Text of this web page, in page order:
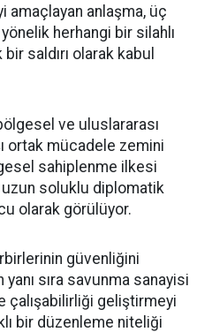
amaçlayan anlaşma, üç
herhangi bir silahlı
bir saldırı olarak kabul
ve uluslararası
ortak mücadele zemini
sahiplenme ilkesi
soluklu diplomatik
olarak görülüyor.
güvenliğini
sıra savunma sanayisi
çalışabilirliği geliştirmeyi
bir düzenleme niteliği